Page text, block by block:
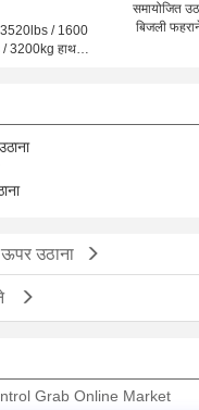
/ 1600
/ 3200kg हाथ
समायोजित
बिजली
उठाना
Grab Online Market